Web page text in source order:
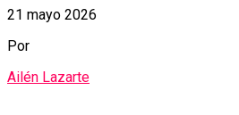
21 mayo 2026
Por
Ailén Lazarte